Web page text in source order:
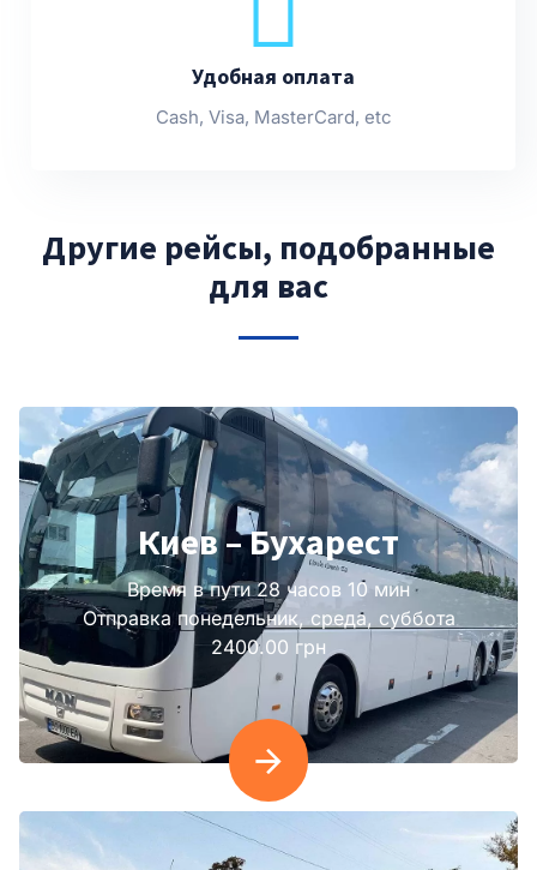
Удобная оплата
Cash, Visa, MasterCard, etc
Другие рейсы, подобранные
для вас
Киев – Бухарест
Время в пути 28 часов 10 мин
Отправка понедельник, среда, суббота
2400.00 грн